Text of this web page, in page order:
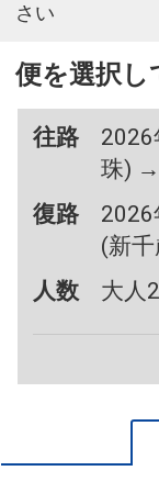
さい
便を選択し
往路
2026
珠) →
復路
(新
人数
大人